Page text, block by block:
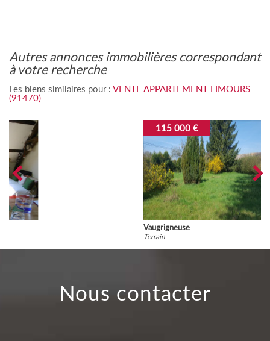
autres annonces immobilières correspondant
à votre recherche
Les biens similaires pour : VENTE APPARTEMENT LIMOURS
(91470)
nous contacter